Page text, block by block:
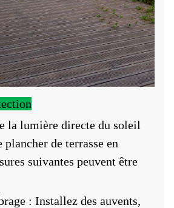
la lumière directe du soleil
plancher de terrasse en
suivantes peuvent être
: Installez des auvents,